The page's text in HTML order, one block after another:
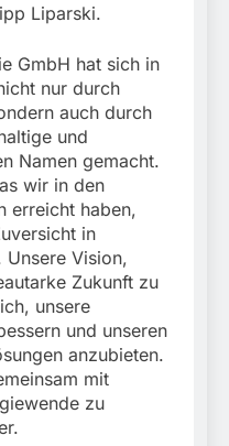
Liparski.
GmbH hat sich in
nur durch
auch durch
und
Namen gemacht.
wir in den
erreicht haben,
in
Unsere Vision,
Zukunft zu
unsere
und unseren
anzubieten.
mit
zu